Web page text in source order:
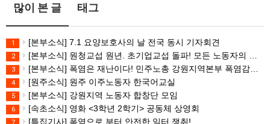
많이 본 글 태그
1 [본부소식] 7.1 요양보호사의 날 전국 동시 기자회견
2 [본부소식] 원청교섭 원년. 초기업교섭 돌파! 모든 노동자의 노동기본권 쟁취! 민주노총 7.15 총파업대회
3 [본부소식] 폭염은 재난이다! 민주노총 강원지역본부 폭염감시단 선포 기자회견
4 [원주소식] 원주 이주노동자 한국어교실
5 [본부소식] 강원지역 노동자 합창단 모임
6 [속초소식] 영화 <3학년 2학기> 공동체 상영회
[특집기사] 폭염으로 부터 안전한 일터 쟁취!